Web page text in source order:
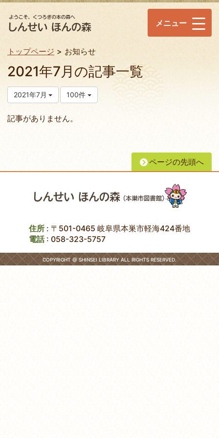
メニュー
トップページ お知らせ
2021年7月の記事一覧
2021年7月 100件
記事がありません。
ページの先頭へ
住所 : 〒501-0465 岐阜県本巣市軽海424番地
電話: 058-323-5757
COPYRIGHT @ SHINSEI LIBRARY ALL RIGHTS RESERVED.